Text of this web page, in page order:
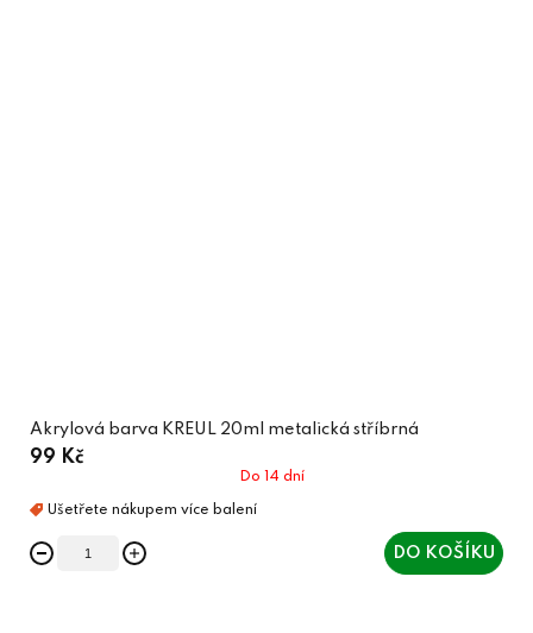
Akrylová barva KREUL 20ml metalická stříbrná
99 Kč
Do 14 dní
DO KOŠÍKU